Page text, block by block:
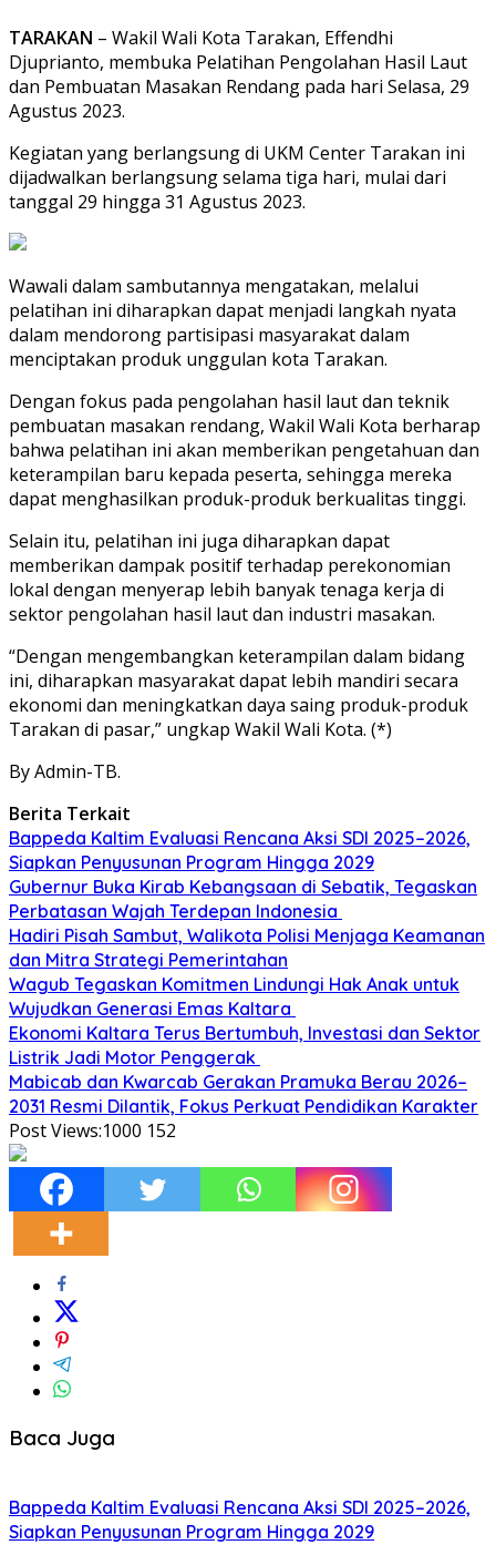
TARAKAN – Wakil Wali Kota Tarakan, Effendhi
Djuprianto, membuka Pelatihan Pengolahan Hasil Laut
dan Pembuatan Masakan Rendang pada hari Selasa, 29
Agustus 2023.
Kegiatan yang berlangsung di UKM Center Tarakan ini
dijadwalkan berlangsung selama tiga hari, mulai dari
tanggal 29 hingga 31 Agustus 2023.
Wawali dalam sambutannya mengatakan, melalui
pelatihan ini diharapkan dapat menjadi langkah nyata
dalam mendorong partisipasi masyarakat dalam
menciptakan produk unggulan kota Tarakan.
Dengan fokus pada pengolahan hasil laut dan teknik
pembuatan masakan rendang, Wakil Wali Kota berharap
bahwa pelatihan ini akan memberikan pengetahuan dan
keterampilan baru kepada peserta, sehingga mereka
dapat menghasilkan produk-produk berkualitas tinggi.
Selain itu, pelatihan ini juga diharapkan dapat
memberikan dampak positif terhadap perekonomian
lokal dengan menyerap lebih banyak tenaga kerja di
sektor pengolahan hasil laut dan industri masakan.
“Dengan mengembangkan keterampilan dalam bidang
ini, diharapkan masyarakat dapat lebih mandiri secara
ekonomi dan meningkatkan daya saing produk-produk
Tarakan di pasar,” ungkap Wakil Wali Kota. (*)
By Admin-TB.
Berita Terkait
Bappeda Kaltim Evaluasi Rencana Aksi SDI 2025–2026,
Siapkan Penyusunan Program Hingga 2029
Gubernur Buka Kirab Kebangsaan di Sebatik, Tegaskan
Perbatasan Wajah Terdepan Indonesia
Hadiri Pisah Sambut, Walikota Polisi Menjaga Keamanan
dan Mitra Strategi Pemerintahan
Wagub Tegaskan Komitmen Lindungi Hak Anak untuk
Wujudkan Generasi Emas Kaltara
Ekonomi Kaltara Terus Bertumbuh, Investasi dan Sektor
Listrik Jadi Motor Penggerak
Mabicab dan Kwarcab Gerakan Pramuka Berau 2026–
2031 Resmi Dilantik, Fokus Perkuat Pendidikan Karakter
Post Views:1000 152
Baca Juga
Bappeda Kaltim Evaluasi Rencana Aksi SDI 2025–2026,
Siapkan Penyusunan Program Hingga 2029